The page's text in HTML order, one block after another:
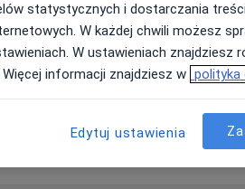
statystycznych i dostarczania
W każdej chwili możesz
W ustawieniach znajdziesz
informacji znajdziesz w polityka
Edytuj ustawienia